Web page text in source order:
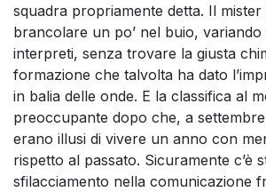
squadra propriamente detta. Il
brancolare un po’ nel buio, variando
interpreti, senza trovare la giusta
formazione che talvolta ha dato
in balia delle onde. E la classifica al
preoccupante dopo che, a
erano illusi di vivere un anno con
rispetto al passato. Sicuramente c’è
sfilacciamento nella comunicazione